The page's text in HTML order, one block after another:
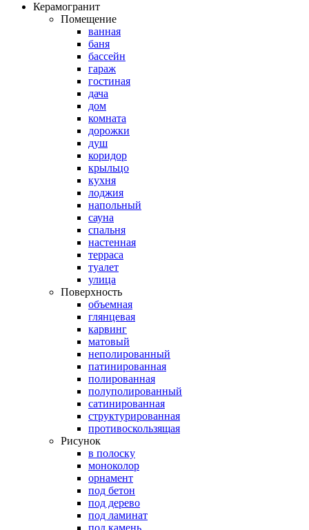
Керамогранит
Помещение
ванная
баня
бассейн
гараж
гостиная
дача
дом
комната
дорожки
душ
коридор
крыльцо
кухня
лоджия
напольный
сауна
спальня
настенная
терраса
туалет
улица
Поверхность
объемная
глянцевая
карвинг
матовый
неполированный
патинированная
полированная
полуполированный
сатинированная
структурированная
противоскользящая
Рисунок
в полоску
моноколор
орнамент
под бетон
под дерево
под ламинат
под камень